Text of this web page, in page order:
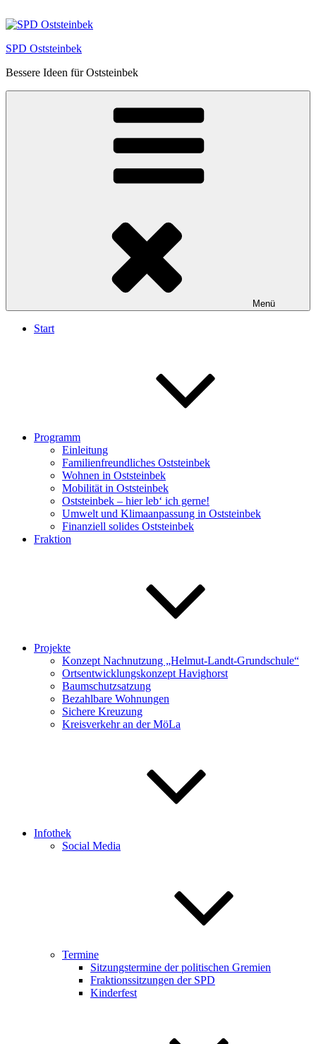
Inhalt
SPD Oststeinbek
Bessere Ideen für Oststeinbek
Menü
Start
Programm
Einleitung
Familienfreundliches Oststeinbek
Wohnen in Oststeinbek
Mobilität in Oststeinbek
Oststeinbek – hier leb‘ ich gerne!
Umwelt und Klimaanpassung in Oststeinbek
Finanziell solides Oststeinbek
Fraktion
Projekte
Konzept Nachnutzung „Helmut-Landt-Grundschule“
Ortsentwicklungskonzept Havighorst
Baumschutzsatzung
Bezahlbare Wohnungen
Sichere Kreuzung
Kreisverkehr an der MöLa
Infothek
Social Media
Termine
Sitzungstermine der politischen Gremien
Fraktionssitzungen der SPD
Kinderfest